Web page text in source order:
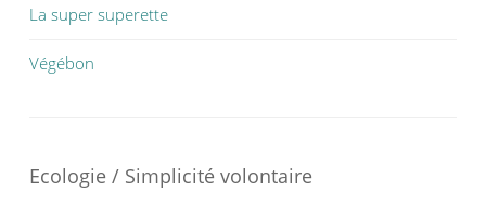
La super superette
Végébon
Ecologie / Simplicité volontaire